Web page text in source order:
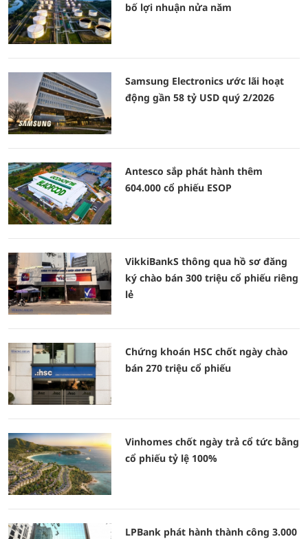
bố lợi nhuận nửa năm
Samsung Electronics ước lãi hoạt
động gần 58 tỷ USD quý 2/2026
Antesco sắp phát hành thêm
604.000 cổ phiếu ESOP
VikkiBankS thông qua hồ sơ đăng
ký chào bán 300 triệu cổ phiếu riêng
lẻ
Chứng khoán HSC chốt ngày chào
bán 270 triệu cổ phiếu
Vinhomes chốt ngày trả cổ tức bằng
cổ phiếu tỷ lệ 100%
LPBank phát hành thành công 3.000